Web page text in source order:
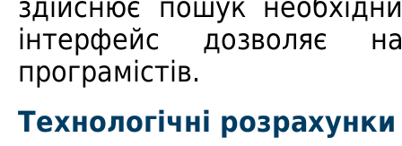
здійснює пошук
інтерфейс дозволяє
програмістів.
Технологічні розрахунки